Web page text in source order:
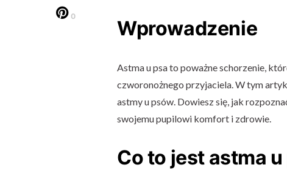
0
Wprowadzenie
Astma u psa to poważne schorzenie,
czworonożnego przyjaciela. W tym
astmy u psów. Dowiesz się, jak
swojemu pupilowi komfort i zdrowie.
Co to jest astma u